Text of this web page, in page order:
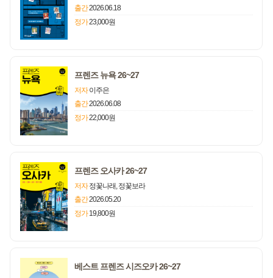
출간2026.06.18
정가23,000원
프렌즈 뉴욕 26~27
저자 이주은
출간2026.06.08
정가22,000원
프렌즈 오사카 26~27
저자 정꽃나래, 정꽃보라
출간2026.05.20
정가 19,800원
베스트 프렌즈 시즈오카 26~27